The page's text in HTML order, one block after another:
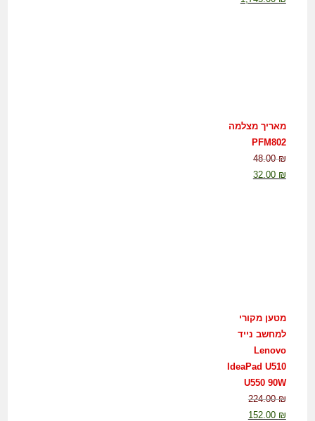
מאריך מצלמה
PFM802
48.00₪
32.00 ₪
מטען מקורי
למחשב נייד
Lenovo
IdeaPad U510
U550 90W
224.00₪
152.00 ₪